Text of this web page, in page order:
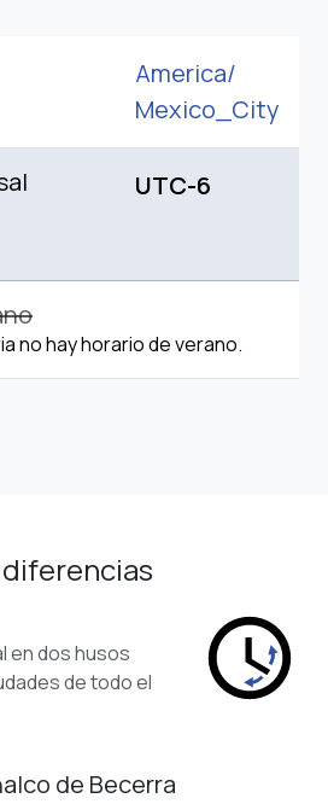
America/
Mexico_City
UTC-6
no hay horario de verano.
en dos husos
de todo el
de Becerra